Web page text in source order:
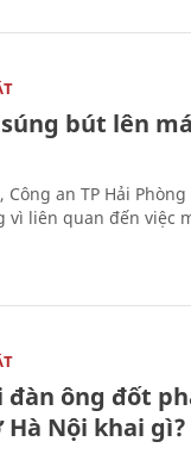
bút lên
Công an TP Hải
vì liên quan đến việc
ông đốt
Nội khai gì?